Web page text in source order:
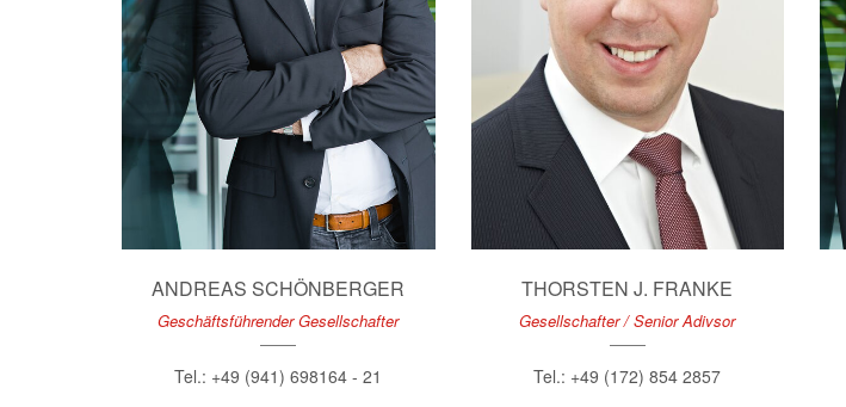
ANDREAS SCHÖNBERGER
Geschäftsführender Gesellschafter
Tel.: +49 (941) 698164 - 21
THORSTEN J. FRANKE
Gesellschafter / Senior Adivsor
Tel.: +49 (172) 854 2857